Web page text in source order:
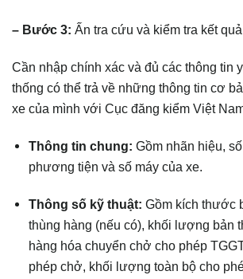
– Bước 3: Ấn tra cứu và kiểm tra kết
Cần nhập chính xác và đủ các thông tin
thống có thể trả về những thông tin cơ
xe của mình với Cục đăng kiểm Việt
Thông tin chung: Gồm nhãn hiệu,
phương tiện và số máy của xe.
Thông số kỹ thuật: Gồm kích thước
thùng hàng (nếu có), khối lượng bản
hàng hóa chuyển chở cho phép
phép chở, khối lượng toàn bộ cho